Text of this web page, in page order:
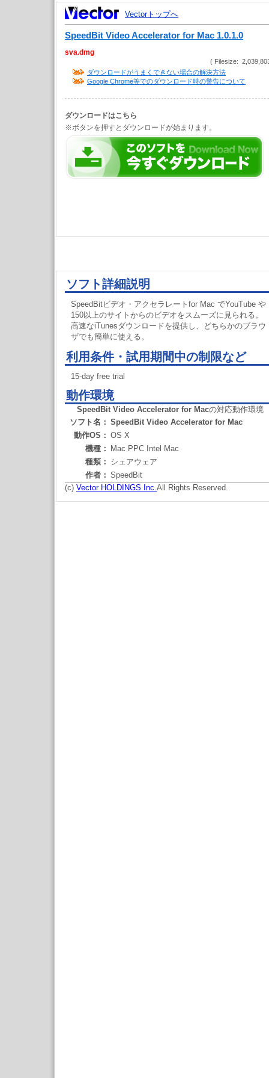
Vectorトップへ
SpeedBit Video Accelerator for Mac 1.0.1.0
sva.dmg
( Filesize:
ダウンロードがうまくできない場合の解決方法
Google Chrome等でのダウンロード時の警告について
ダウンロードはこちら
※ボタンを押すとダウンロードが始まります。
ソフト詳細説明
SpeedBitビデオ・アクセラレートfor Mac でYouTube や
150以上のサイトからのビデオをスムーズに見られる。
高速なiTunesダウンロードを提供し、どちらかのブラウ
ザでも簡単に使える。
利用条件・試用期間中の制限など
15-day free trial
動作環境
SpeedBit Video Accelerator for Macの対応動作環境
ソフト名： SpeedBit Video Accelerator for Mac
動作OS： OS X
機種：
Mac PPC Intel Mac
種類： シェアウェア
作者： SpeedBit
(c) Vector HOLDINGS Inc.All Rights Reserved.